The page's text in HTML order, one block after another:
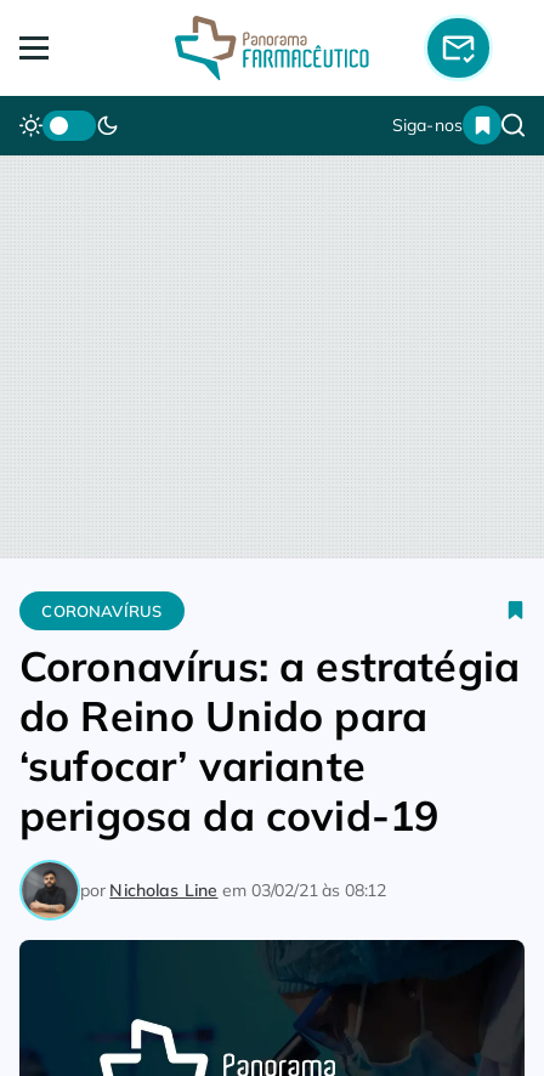
Siga-nos
Home Coronavírus Coronavírus: a estratégia do Reino
CORONAVÍRUS
Coronavírus: a estratégia
do Reino Unido para
‘sufocar’ variante
perigosa da covid-19
por Nicholas Line em 03/02/21 às 08:12